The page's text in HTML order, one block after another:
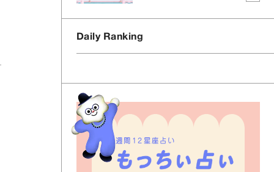
Daily Ranking
週間12星座占い